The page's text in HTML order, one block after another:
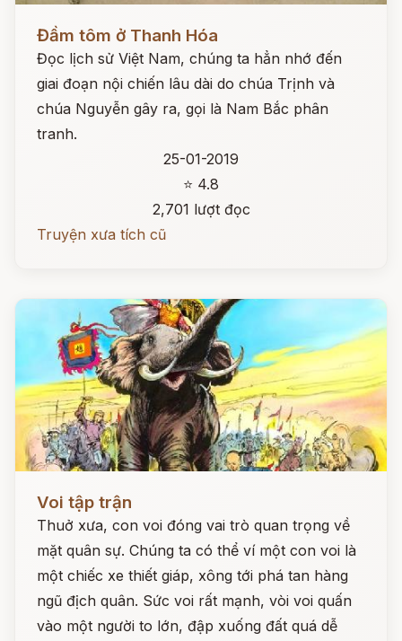
Đọc ngay
Đầm tôm ở Thanh Hóa
Đọc lịch sử Việt Nam, chúng ta hẳn nhớ đến
giai đoạn nội chiến lâu dài do chúa Trịnh và
chúa Nguyễn gây ra, gọi là Nam Bắc phân
tranh.
25-01-2019
⭐ 4.8
2,701 lượt đọc
Truyện xưa tích cũ
Voi tập trận
Thuở xưa, con voi đóng vai trò quan trọng về
mặt quân sự. Chúng ta có thể ví một con voi là
một chiếc xe thiết giáp, xông tới phá tan hàng
ngũ địch quân. Sức voi rất mạnh, vòi voi quấn
vào một người to lớn, đập xuống đất quá dễ